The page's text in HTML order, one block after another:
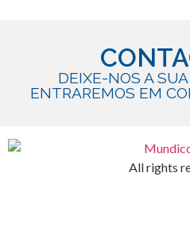
DEIXE-NOS A
ENTRAREMOS EM
All rights